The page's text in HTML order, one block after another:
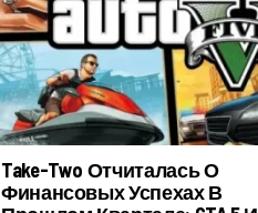
Take-Two Отчиталась О
Финансовых Успехах В